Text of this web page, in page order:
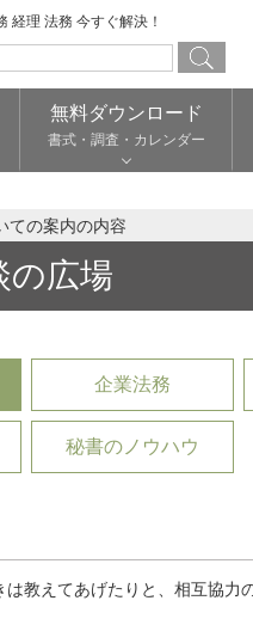
経理 法務 今すぐ解決！
無料ダウンロード
書式・調査・カレンダー
ての案内の内容
の広場
企業法務
秘書のノウハウ
教えてあげたりと、相互協力